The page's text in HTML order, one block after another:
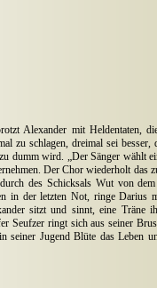
Alexander mit Heldentaten,
zu schlagen, dreimal sei
dumm wird. „Der Sänger wählt
Der Chor wiederholt das
des Schicksals Wut von
in der letzten Not, ringe Darius
sitzt und sinnt, eine Träne
Seufzer ringt sich aus seiner
Jugend Blüte das Leben